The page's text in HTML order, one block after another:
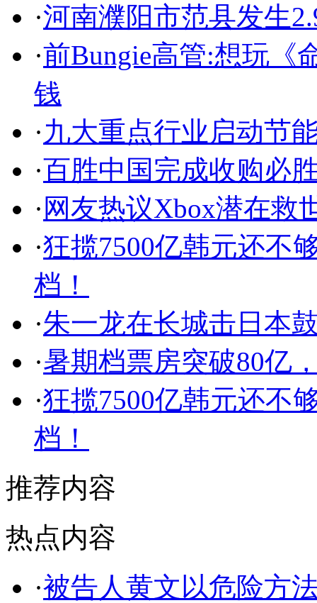
·河南濮阳市范县发生
·前Bungie高管:想玩《
钱
·九大重点行业启动节
·百胜中国完成收购必
· 网友热议Xbox潜在救
·狂揽7500亿韩元还不
档！
·朱一龙在长城击日本
·暑期档票房突破80亿
·狂揽7500亿韩元还不
档！
推荐内容
热点内容
·被告人黄文以危险方